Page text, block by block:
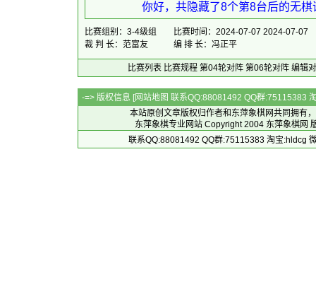
你好，共隐藏了8个第8台后的无
比赛组别：3-4级组
比赛时间：2024-07-07 2024-07-07
裁 判 长：范富友
编 排 长：冯正平
比赛列表 比赛规程 第04轮对阵 第06轮对阵 编辑
-=> 版权信息 [网站地图 联系QQ:88081492 QQ群:75115383
本站原创文章版权归作者和 东萍象棋网共同拥有
东萍象棋专业网站 Copyright 2004 东萍象棋网
联系QQ:88081492 QQ群:75115383 淘宝:hldcg